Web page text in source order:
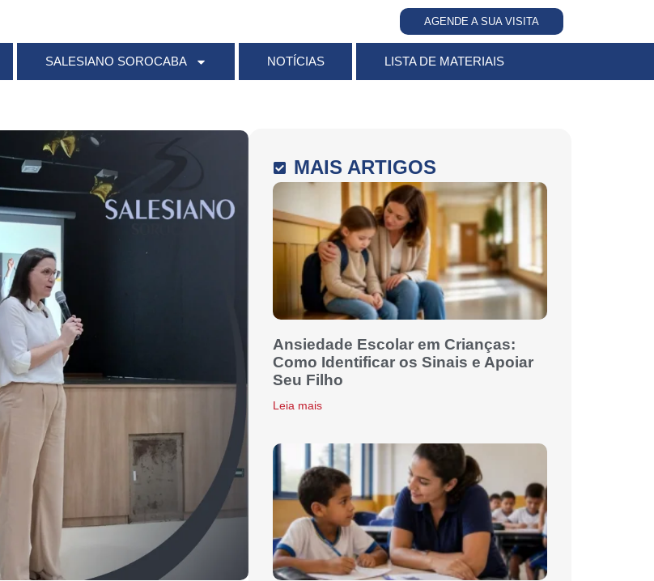
AGENDE A SUA VISITA
SALESIANO SOROCABA NOTÍCIAS LISTA DE MATERIAIS
MAIS ARTIGOS
Ansiedade Escolar em Crianças:
Como Identificar os Sinais e Apoiar
Seu Filho
Leia mais